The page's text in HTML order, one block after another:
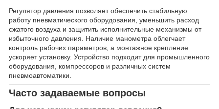
Регулятор давления позволяет обеспечить стабильную
работу пневматического оборудования, уменьшить расход
сжатого воздуха и защитить исполнительные механизмы от
избыточного давления. Наличие манометра облегчает
контроль рабочих параметров, а монтажное крепление
ускоряет установку. Устройство подходит для промышленного
оборудования, компрессоров и различных систем
пневмоавтоматики.
Часто задаваемые вопросы